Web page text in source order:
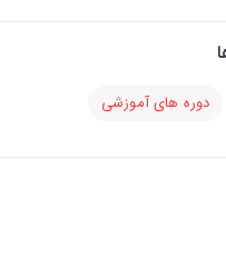
دوره های آموزشی